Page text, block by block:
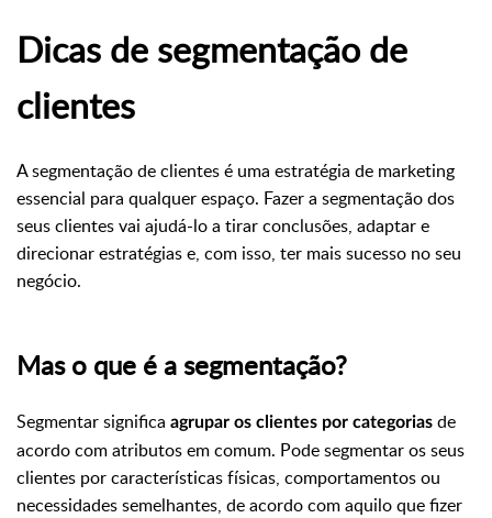
Dicas de segmentação de
clientes
A segmentação de clientes é uma estratégia de marketing
essencial para qualquer espaço. Fazer a segmentação dos
seus clientes vai ajudá-lo a tirar conclusões, adaptar e
direcionar estratégias e, com isso, ter mais sucesso no seu
negócio.
Mas o que é a segmentação?
Segmentar significa agrupar os clientes por categorias de
acordo com atributos em comum. Pode segmentar os seus
clientes por características físicas, comportamentos ou
necessidades semelhantes, de acordo com aquilo que fizer